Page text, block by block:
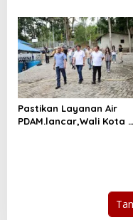
Bersama Balai SDA
Pastikan Layanan Air
PDAM.lancar,Wali Kota